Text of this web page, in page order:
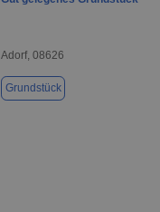
Adorf, 08626
Grundstück